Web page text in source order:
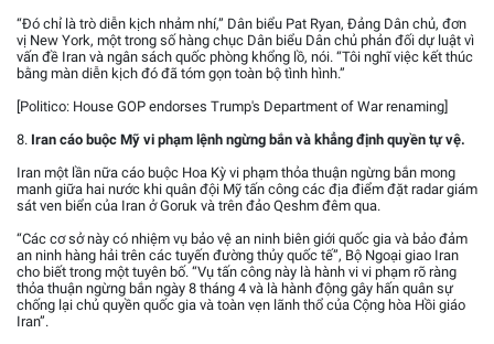
“Đó chỉ là trò diễn kịch nhảm nhí,” Dân biểu Pat Ryan, Đảng Dân chủ, đơn
vị New York, một trong số hàng chục Dân biểu Dân chủ phản đối dự luật vì
vấn đề Iran và ngân sách quốc phòng khổng lồ, nói. “Tôi nghĩ việc kết thúc
bằng màn diễn kịch đó đã tóm gọn toàn bộ tình hình.”
[Politico: House GOP endorses Trump's Department of War renaming]
8. Iran cáo buộc Mỹ vi phạm lệnh ngừng bắn và khẳng định quyền tự vệ.
Iran một lần nữa cáo buộc Hoa Kỳ vi phạm thỏa thuận ngừng bắn mong
manh giữa hai nước khi quân đội Mỹ tấn công các địa điểm đặt radar giám
sát ven biển của Iran ở Goruk và trên đảo Qeshm đêm qua.
“Các cơ sở này có nhiệm vụ bảo vệ an ninh biên giới quốc gia và bảo đảm
an ninh hàng hải trên các tuyến đường thủy quốc tế”, Bộ Ngoại giao Iran
cho biết trong một tuyên bố. “Vụ tấn công này là hành vi vi phạm rõ ràng
thỏa thuận ngừng bắn ngày 8 tháng 4 và là hành động gây hấn quân sự
chống lại chủ quyền quốc gia và toàn vẹn lãnh thổ của Cộng hòa Hồi giáo
Iran”.